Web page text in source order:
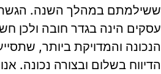
ששילמתם במהלך השנה. הגשת
עסקים הינה בגדר חובה ולכן
הנכונה והמדויקת ביותר,
הדיווח בשלום ובצורה נכונה.